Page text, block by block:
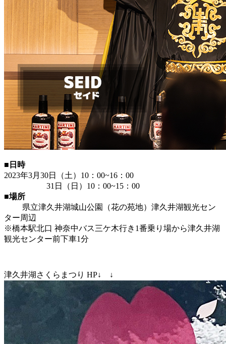
■日時
2023年3月30日（土）10：00~16：00
31日（日）10：00~15：00
■場所
県立津久井湖城山公園（花の苑地）津久井湖観光セン
ター周辺
※橋本駅北口 神奈中バス三ケ木行き1番乗り場から津久井湖
観光センター前下車1分
津久井湖さくらまつり HP↓ ↓